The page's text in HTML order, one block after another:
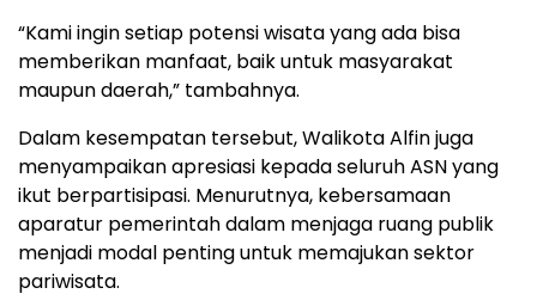
“Kami ingin setiap potensi wisata yang ada bisa
memberikan manfaat, baik untuk masyarakat
maupun daerah,” tambahnya.
Dalam kesempatan tersebut, Walikota Alfin juga
menyampaikan apresiasi kepada seluruh ASN yang
ikut berpartisipasi. Menurutnya, kebersamaan
aparatur pemerintah dalam menjaga ruang publik
menjadi modal penting untuk memajukan sektor
pariwisata.